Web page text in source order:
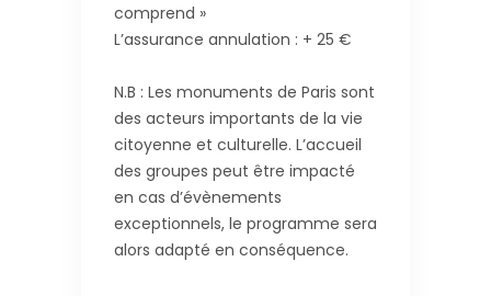
comprend »
L’assurance annulation : + 25 €
N.B : Les monuments de Paris sont
des acteurs importants de la vie
citoyenne et culturelle. L’accueil
des groupes peut être impacté
en cas d’évènements
exceptionnels, le programme sera
alors adapté en conséquence.